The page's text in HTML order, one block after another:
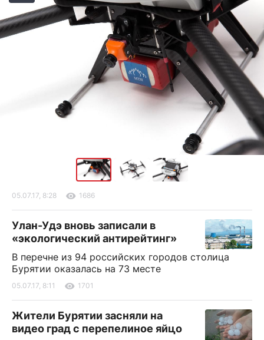
05.07.17, 8:28 1686
Улан-Удэ вновь записали в
«экологический антирейтинг»
В перечне из 94 российских городов столица
Бурятии оказалась на 73 месте
05.07.17, 8:11 1701
Жители Бурятии засняли на
видео град с перепелиное яйцо